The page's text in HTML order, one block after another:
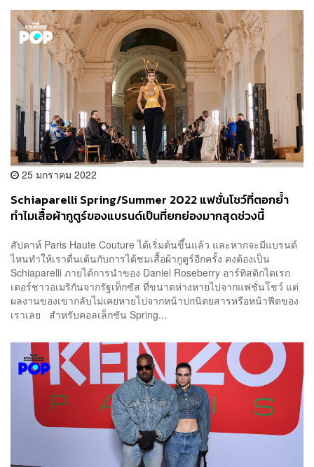
25 มกราคม 2022
Schiaparelli Spring/Summer 2022 แฟชั่นโชว์ที่ตอกย้ำ
ทำไมเสื้อผ้ากูตูร์ของแบรนด์เป็นที่ยกย่องมากสุดช่วงนี้
สัปดาห์ Paris Haute Couture ได้เริ่มต้นขึ้นแล้ว และหากจะมีแบรนด์
ไหนทำให้เราตื่นเต้นกับการได้ชมเสื้อผ้ากูตูร์อีกครั้ง คงต้องเป็น
Schiaparelli ภายได้การนำของ Daniel Roseberry อาร์ทิสติกไดเรก
เตอร์ชาวอเมริกันจากรัฐเท็กซัส ที่ขนาดห่างหายไปจากแฟชั่นโชว์ แต่
ผลงานของเขากลับไม่เคยหายไปจากหน้าปกนิตยสารหรือหน้าฟีดของ
เราเลย สำหรับคอลเล็กชัน Spring...